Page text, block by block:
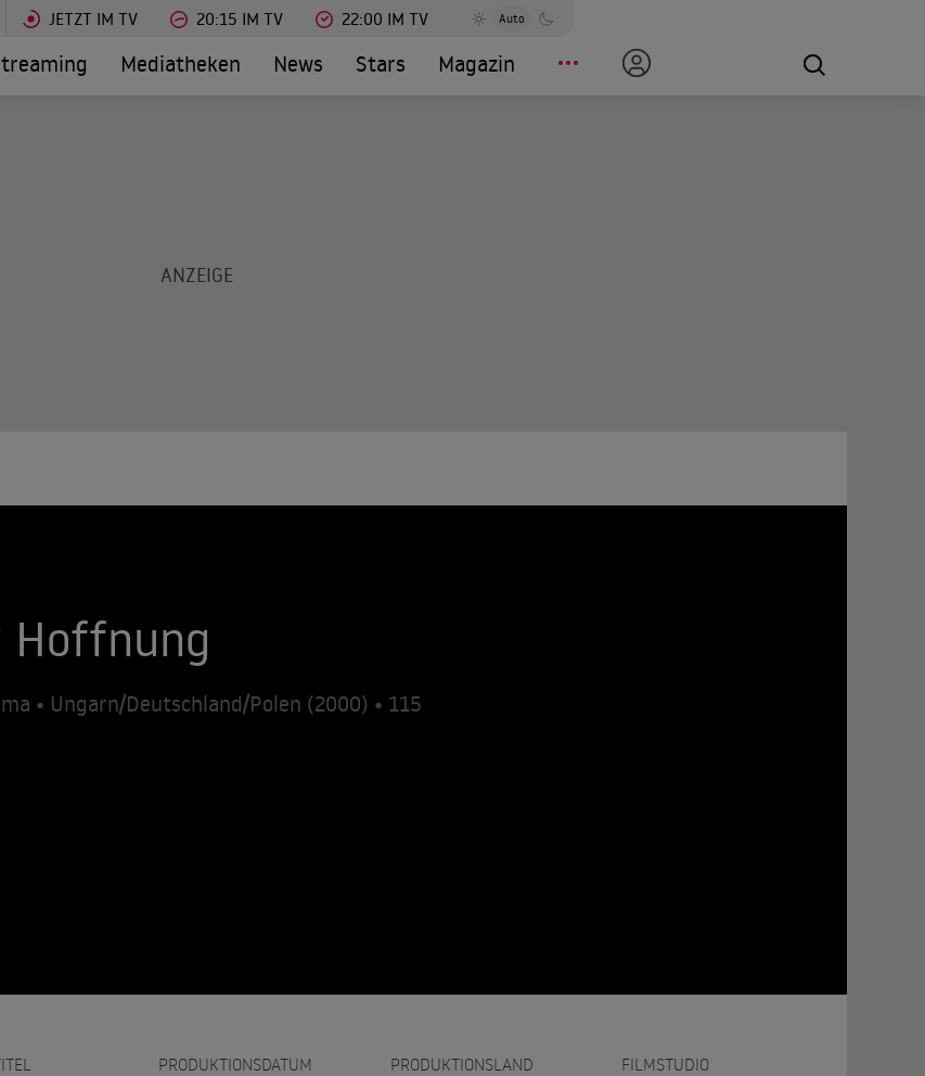
JETZT IM TV 20:15 IM TV 22:00 IM TV Auto
Mediatheken News Stars Magazin
Hoffnung
• Ungarn/Deutschland/Polen (2000) • 115
PRODUKTIONSDATUM PRODUKTIONSLAND FILMSTUDIO